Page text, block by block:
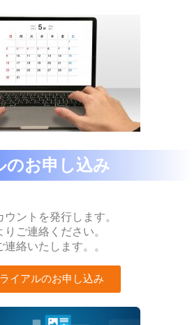
のお申し込み
ントを発行します。
ご連絡ください。
絡いたします。。
イアルのお申し込み